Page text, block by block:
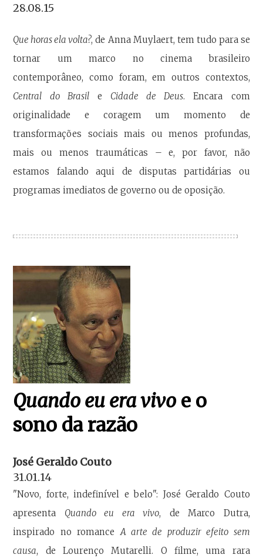
28.08.15
Que horas ela volta?, de Anna Muylaert, tem tudo para se
tornar um marco no cinema brasileiro
contemporâneo, como foram, em outros contextos,
Central do Brasile Cidade de Deus. Encara com
originalidade e coragem um momento de
transformações sociais mais ou menos profundas,
mais ou menos traumáticas – e, por favor, não
estamos falando aqui de disputas partidárias ou
programas imediatos de governo ou de oposição.
Quando eu era vivoe o
sono da razão
José Geraldo Couto
31.01.14
"Novo, forte, indefinível e belo": José Geraldo Couto
apresenta Quando eu era vivo, de Marco Dutra,
inspirado no romanceA arte de produzir efeito sem
causa, de Lourenço Mutarelli. O filme, uma rara